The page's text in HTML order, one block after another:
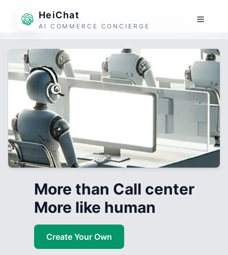
HeiChat
AI COMMERCE CONCIERGE
More than Call center
More like human
Create Your Own